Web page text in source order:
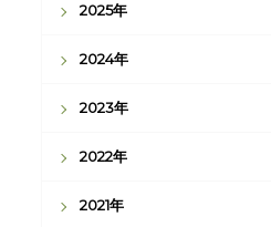
2025年
2024年
2023年
2022年
2021年